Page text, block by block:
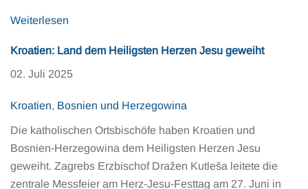
Weiterlesen
Kroatien: Land dem Heiligsten Herzen Jesu geweiht
02. Juli 2025
Kroatien, Bosnien und Herzegowina
Die katholischen Ortsbischöfe haben Kroatien und
Bosnien-Herzegowina dem Heiligsten Herzen Jesu
geweiht. Zagrebs Erzbischof Dražen Kutleša leitete die
zentrale Messfeier am Herz-Jesu-Festtag am 27. Juni in